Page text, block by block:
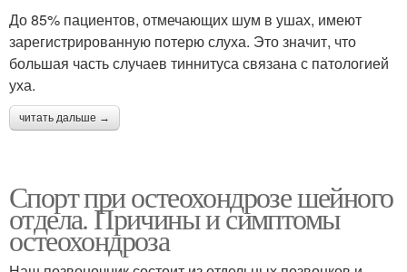
До 85% пациентов, отмечающих шум в ушах, имеют
зарегистрированную потерю слуха. Это значит, что
большая часть случаев тиннитуса связана с патологией
уха.
читать дальше →
Спорт при остеохондрозе шейного
отдела. Причины и симптомы
остеохондроза